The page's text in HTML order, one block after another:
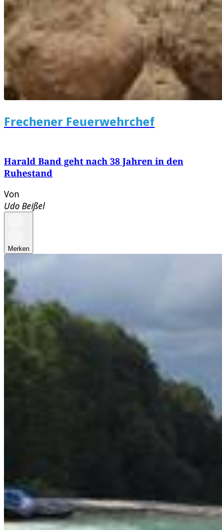
Frechener Feuerwehrchef
Harald Band geht nach 38 Jahren in den
Ruhestand
Von
Udo Beißel
Merken